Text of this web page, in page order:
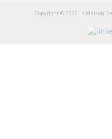
Copyright © 2026 La Maison